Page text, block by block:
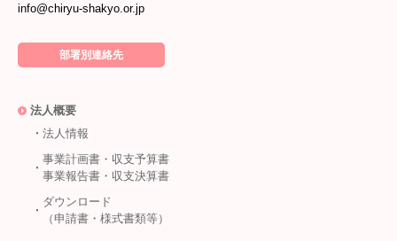
info@chiryu-shakyo.or.jp
部署別連絡先
法人概要
法人情報
事業計画書・収支予算書
事業報告書・収支決算書
ダウンロード
（申請書・様式書類等）